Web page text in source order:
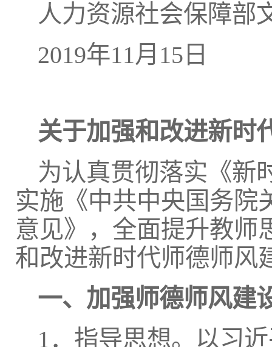
人力资源社会保障部
2019年11月15日
关于加强和改进新时
为认真贯彻落实《新
实施《中共中央国务院
意见》，全面提升教师
和改进新时代师德师风
一、加强师德师风建
1．指导思想。以习